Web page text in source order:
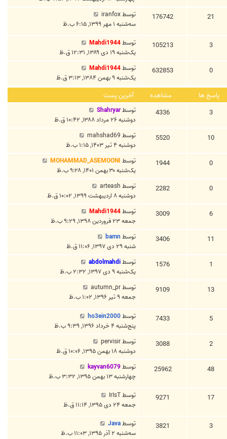
21
176742 توسطiranfox
سه‌شنبه ۱ مهر ۱۳۹۹, ۶:۱۵ ب.ظ
3
105213 توسطMahdi1944
یک‌شنبه ۱۹ دی ۱۳۸۹, ۱۲:۳۱ ق.ظ
0
632853 توسطMahdi1944
یک‌شنبه ۹ بهمن ۱۳۸۴, ۳:۱۳ ق.ظ
پاسخ ها مشاهده آخرین پست
3
4336 توسطShahryar
دوشنبه ۲۶ مرداد ۱۳۸۸, ۱۰:۴۲ ق.ظ
10
5520 توسط mahshad69
دوشنبه ۴ تیر ۱۴۰۳, ۱:۱۵ ب.ظ
0
1944 توسط MOHAMMAD_ASEMOONI
یک‌شنبه ۳۰ بهمن ۱۴۰۱, ۹:۲۸ ب.ظ
0
2282 توسط arteash
دوشنبه ۸ اردیبهشت ۱۳۹۹, ۱۰:۰۲ ق.ظ
6
3009 توسطMahdi1944
جمعه ۲۳ فروردین ۱۳۹۸, ۹:۲۹ ب.ظ
11
3406 توسط bamn
شنبه ۲۹ دی ۱۳۹۷, ۱۱:۰۶ ق.ظ
1
1576 توسطabdolmahdi
یک‌شنبه ۹ دی ۱۳۹۷, ۲:۳۲ ب.ظ
13
9109 توسطautumn_pr
جمعه ۹ تیر ۱۳۹۶, ۱:۰۲ ب.ظ
5
7433 توسطho3ein2000
پنج‌شنبه ۴ خرداد ۱۳۹۶, ۹:۳۹ ب.ظ
2
3088 توسطpervisir
دوشنبه ۱۸ بهمن ۱۳۹۵, ۱۰:۰۶ ق.ظ
48
25962 توسطkayvan6079
چهارشنبه ۱۳ بهمن ۱۳۹۵, ۳:۳۲ ب.ظ
17
9271 توسطIrIsT
جمعه ۲۴ دی ۱۳۹۵, ۱۱:۱۴ ق.ظ
3
3821 توسطJava
سه‌شنبه ۲ آذر ۱۳۹۵, ۱۱:۰۳ ب.ظ